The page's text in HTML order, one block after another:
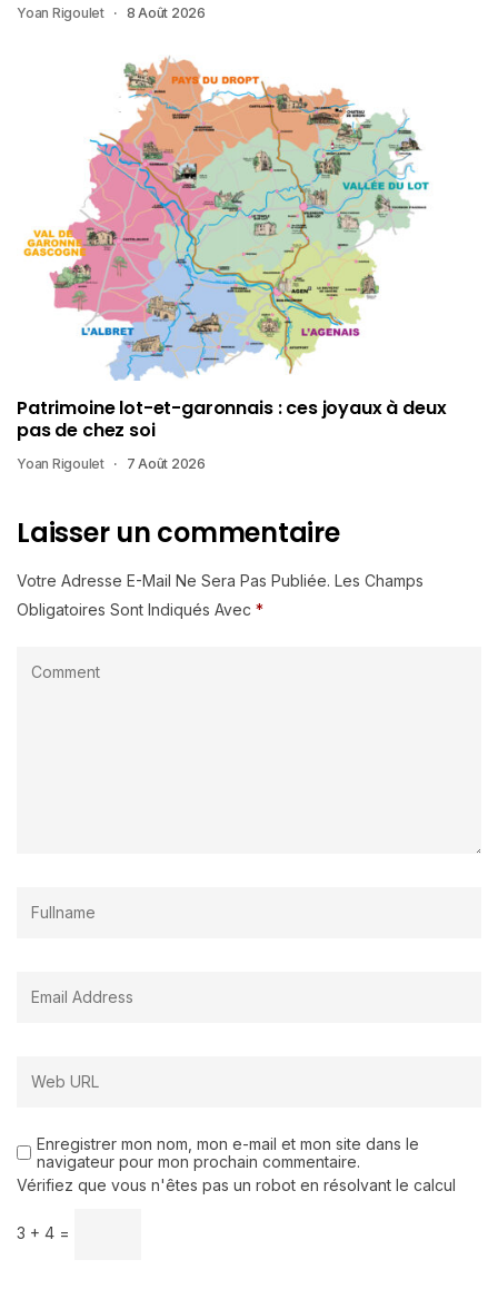
Yoan Rigoulet 8 Août 2026
Patrimoine lot-et-garonnais : ces joyaux à deux
pas de chez soi
Yoan Rigoulet 7 Août 2026
Laisser un commentaire
Votre Adresse E-Mail Ne Sera Pas Publiée. Les Champs
Obligatoires Sont Indiqués Avec *
Enregistrer mon nom, mon e-mail et mon site dans le
navigateur pour mon prochain commentaire.
Vérifiez que vous n'êtes pas un robot en résolvant le calcul
3 + 4 =